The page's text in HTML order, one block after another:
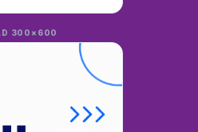
300×600